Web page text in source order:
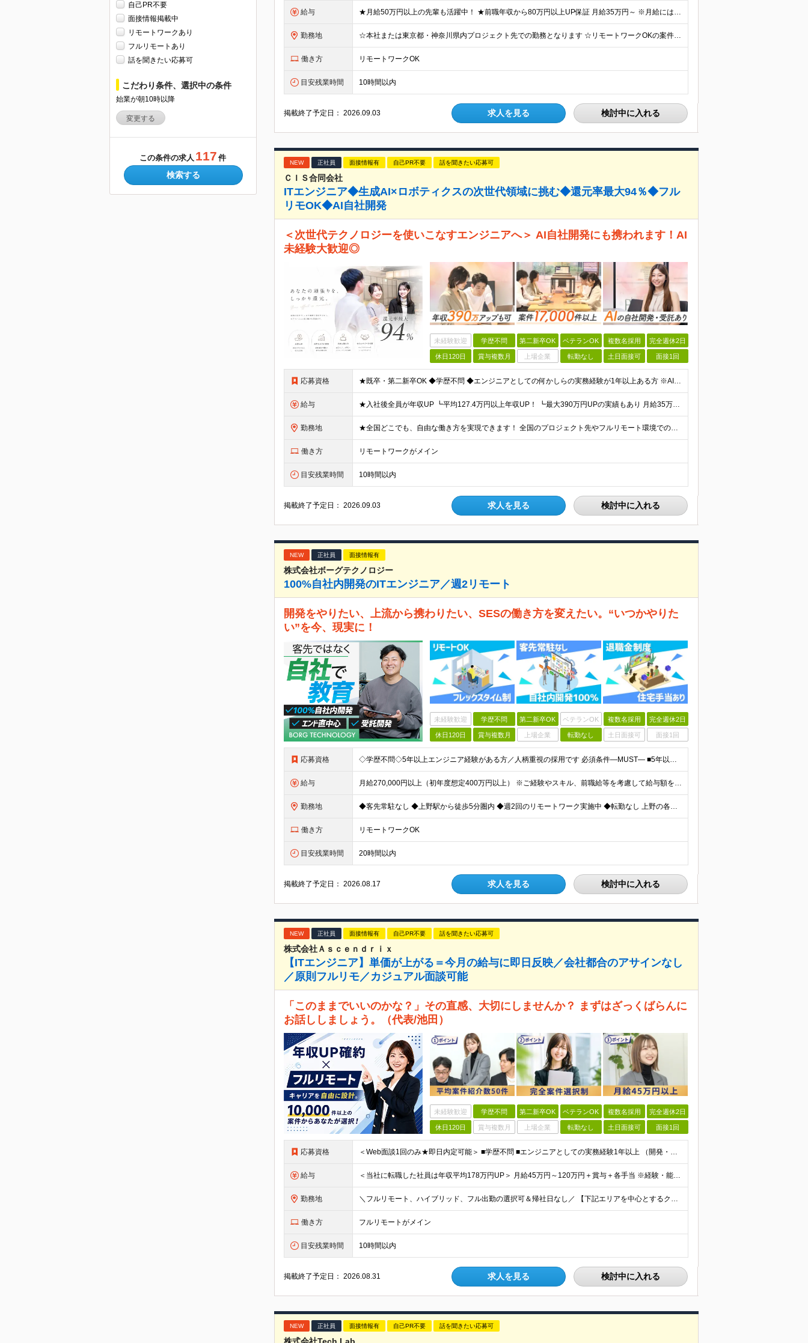
自己PR不要
面接情報掲載中
リモートワークあり
フルリモートあり
話を聞きたい応募可
こだわり条件、選択中の条件
始業が朝10時以降
変更する
この条件の求人 117 件
検索する
給与 ★月給50万円以上の先輩も活躍中！ ★前職年収から80万円以上UP保証 月給35万円～ ※月給には固定残業代を含む(月20時間分/2万6000円～/超過分別途支給） ※残業がなくても上記支給(基本残
勤務地 ☆本社または東京都・神奈川県内プロジェクト先での勤務となります ☆リモートワークOKの案件も多数あります(応相談) ☆転居を伴う転勤はありません ☆九州地方、北陸地方、北海道からの転職者も多数在籍！/
働き方 リモートワークOK
目安残業時間 10時間以内
掲載終了予定日：2026.09.03 求人を見る 検討中に入れる
NEW 正社員 面接情報有 自己PR不要 話を聞きたい応募可
ＣＩＳ合同会社
ITエンジニア◆生成AI×ロボティクスの次世代領域に挑む◆還元率最大94％◆フル
リモOK◆AI自社開発
＜次世代テクノロジーを使いこなすエンジニアへ＞ AI自社開発にも携われます！AI
未経験大歓迎◎
未経験歓迎 学歴不問 第二新卒OK ベテランOK 複数名採用 完全週休2日
休日120日 賞与複数月 上場企業 転勤なし 土日面接可 面接1回
応募資格 ★既卒・第二新卒OK ◆学歴不問 ◆エンジニアとしての何かしらの実務経験が1年以上ある方 ※AI未経験者大歓迎 ★意欲重視の採用です！ 「経歴に自信がない」という方も、"今後挑戦したいこと""スキル
給与 ★入社後全員が年収UP ┗平均127.4万円以上年収UP！ ┗最大390万円UPの実績もあり 月給35万円～100万円＋決算賞与＋各種手当 【 給与イメージ 】 ■経験1年以上…月給35万円～＋決
勤務地 ★全国どこでも、自由な働き方を実現できます！ 全国のプロジェクト先やフルリモート環境での勤務も可能です。 ＼自由度の高い働き方、叶えます／ □フルリモートで働きたい □ハイブリットに働きたい □家庭
働き方 リモートワークがメイン
目安残業時間 10時間以内
掲載終了予定日：2026.09.03 求人を見る 検討中に入れる
NEW 正社員 面接情報有
株式会社ボーグテクノロジー
100%自社内開発のITエンジニア／週2リモート
開発をやりたい、上流から携わりたい、SESの働き方を変えたい。“いつかやりた
い”を今、現実に！
未経験歓迎 学歴不問 第二新卒OK ベテランOK 複数名採用 完全週休2日
休日120日 賞与複数月 上場企業 転勤なし 土日面接可 面接1回
応募資格 ◇学歴不問◇5年以上エンジニア経験がある方／人柄重視の採用です 必須条件―MUST― ■5年以上エンジニア経験がある方 ■C#、Java、Node.js、VB.NETを使った実務経験がある方 《
給与 月給270,000円以上（初年度想定400万円以上） ※ご経験やスキル、前職給等を考慮して給与額を決定します。 ※試用期間は3ヶ月間となります。期間中の待遇に変更はありません。 ★社員の昇給率はほ
勤務地 ◆客先常駐なし ◆上野駅から徒歩5分圏内 ◆週2回のリモートワーク実施中 ◆転勤なし 上野の各オフィスでの勤務となります。 ￣￣￣￣￣￣￣￣￣￣￣￣￣￣￣￣￣ ＜本社＞ 東京都台東区上野7-2-8
働き方 リモートワークOK
目安残業時間 20時間以内
掲載終了予定日：2026.08.17 求人を見る 検討中に入れる
NEW 正社員 面接情報有 自己PR不要 話を聞きたい応募可
株式会社Ａｓｃｅｎｄｒｉｘ
【ITエンジニア】単価が上がる＝今月の給与に即日反映／会社都合のアサインなし
／原則フルリモ／カジュアル面談可能
「このままでいいのかな？」その直感、大切にしませんか？ まずはざっくばらんに
お話ししましょう。（代表/池田）
未経験歓迎 学歴不問 第二新卒OK ベテランOK 複数名採用 完全週休2日
休日120日 賞与複数月 上場企業 転勤なし 土日面接可 面接1回
応募資格 ＜Web面談1回のみ★即日内定可能＞ ■学歴不問 ■エンジニアとしての実務経験1年以上 （開発・インフラ・技術・工程など不問）
給与 ＜当社に転職した社員は年収平均178万円UP＞ 月給45万円～120万円＋賞与＋各手当 ※経験・能力などを考慮の上、決定します ※案件の契約内容（月単金など）や昇給、賞与額はすべてシステム上で開示し
勤務地 ＼フルリモート、ハイブリッド、フル出勤の選択可＆帰社日なし／ 【下記エリアを中心とするクライアント先または自宅にて勤務】 ■首都圏：東京・埼玉・千葉・神奈川 ■関西：大阪・兵庫・京都・滋賀・奈良・和
働き方 フルリモートがメイン
目安残業時間 10時間以内
掲載終了予定日：2026.08.31 求人を見る 検討中に入れる
NEW 正社員 面接情報有 自己PR不要 話を聞きたい応募可